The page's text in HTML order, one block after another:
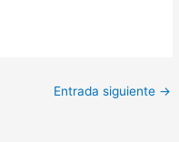
Entrada siguiente →